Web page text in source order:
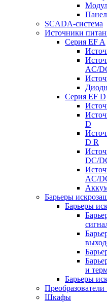
SCADA-система
Источники
Серия EF A
AC/
Серия EF D
D
D R
DC/
AC/
Барьеры
Барьеры
и
Барьеры
Шкафы